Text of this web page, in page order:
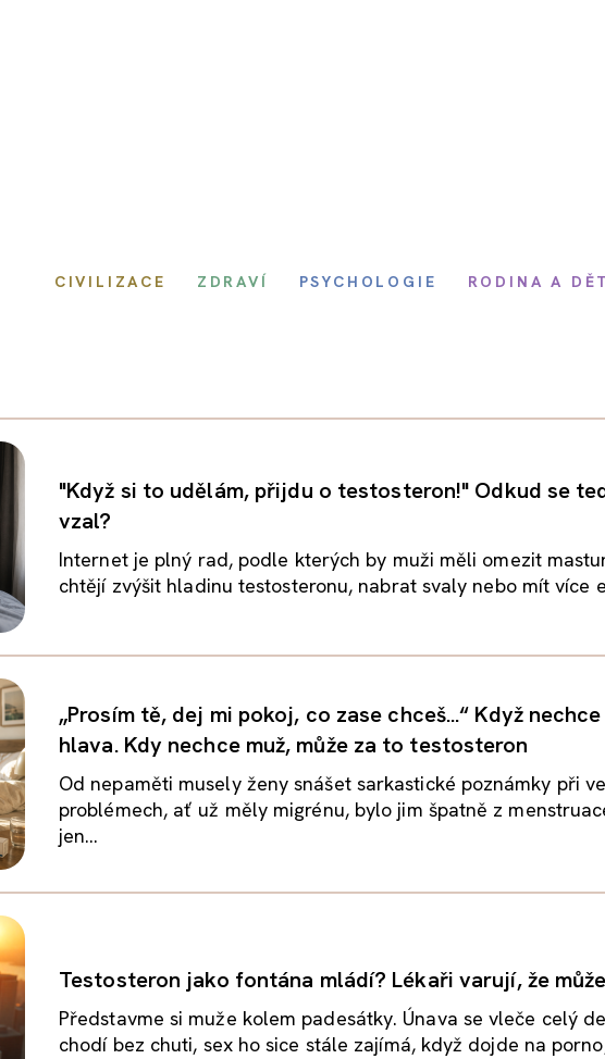
CIVILIZACE ZDRAVÍ PSYCHOLOGIE RODINA A
"Když si to udělám, přijdu o testosteron!" Odkud se
vzal?
Internet je plný rad, podle kterých by muži měli omezit
chtějí zvýšit hladinu testosteronu, nabrat svaly nebo mít více
„Prosím tě, dej mi pokoj, co zase chceš...“ Když
hlava. Kdy nechce muž, může za to testosteron
Od nepaměti musely ženy snášet sarkastické poznámky při
problémech, ať už měly migrénu, bylo jim špatně z
jen...
Testosteron jako fontána mládí? Lékaři varují, že
Představme si muže kolem padesátky. Únava se vleče celý
chodí bez chuti, sex ho sice stále zajímá, když dojde na